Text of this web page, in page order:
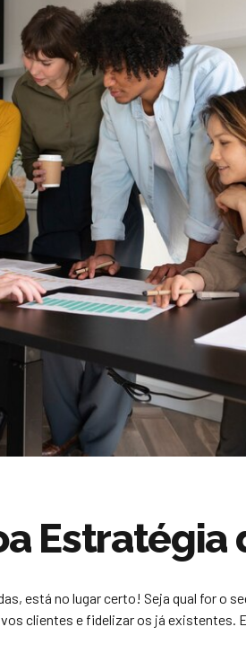
Estratégia
está no lugar certo! Seja qual for o
clientes e fidelizar os já existentes.